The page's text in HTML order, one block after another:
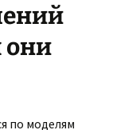
они
по моделям